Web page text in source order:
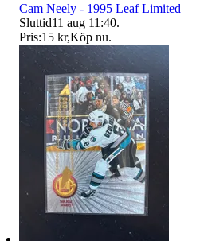
Cam Neely - 1995 Leaf Limited
Sluttid11 aug 11:40.
Pris:15 kr,Köp nu.